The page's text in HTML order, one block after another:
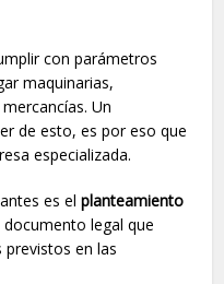
con parámetros
maquinarias,
Un
de esto, es por eso que
especializada.
es elplanteamiento
legal que
en las